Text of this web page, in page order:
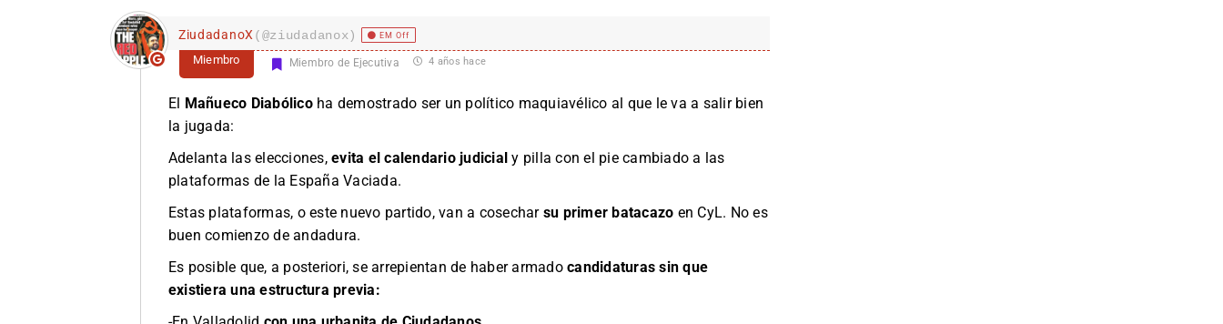
ZiudadanoX (@ziudadanox) EM Off
Miembro Miembro de Ejecutiva 4 años hace
El Mañueco Diabólico ha demostrado ser un político maquiavélico al que le va a salir bien
la jugada:
Adelanta las elecciones,evita el calendario judicial y pilla con el pie cambiado a las
plataformas de la España Vaciada.
Estas plataformas, o este nuevo partido, van a cosechar su primer batacazo en CyL. No es
buen comienzo de andadura.
Es posible que, a posteriori, se arrepientan de haber armadocandidaturas sin que
existiera una estructura previa: